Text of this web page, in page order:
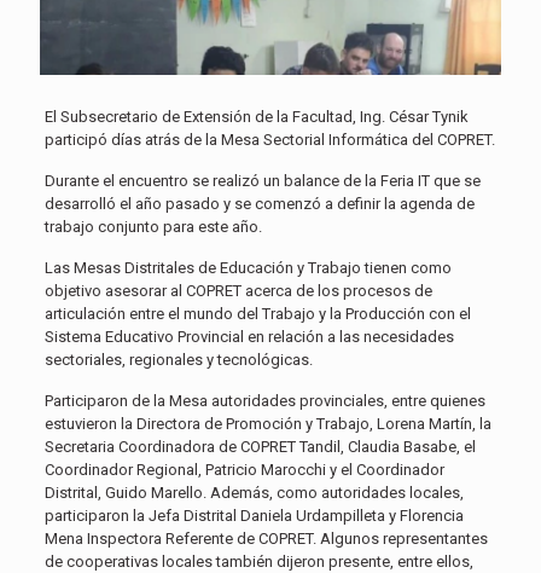
El Subsecretario de Extensión de la Facultad, Ing. César Tynik
participó días atrás de la Mesa Sectorial Informática del COPRET.
Durante el encuentro se realizó un balance de la Feria IT que se
desarrolló el año pasado y se comenzó a definir la agenda de
trabajo conjunto para este año.
Las Mesas Distritales de Educación y Trabajo tienen como
objetivo asesorar al COPRET acerca de los procesos de
articulación entre el mundo del Trabajo y la Producción con el
Sistema Educativo Provincial en relación a las necesidades
sectoriales, regionales y tecnológicas.
Participaron de la Mesa autoridades provinciales, entre quienes
estuvieron la Directora de Promoción y Trabajo, Lorena Martín, la
Secretaria Coordinadora de COPRET Tandil, Claudia Basabe, el
Coordinador Regional, Patricio Marocchi y el Coordinador
Distrital, Guido Marello. Además, como autoridades locales,
participaron la Jefa Distrital Daniela Urdampilleta y Florencia
Mena Inspectora Referente de COPRET. Algunos representantes
de cooperativas locales también dijeron presente, entre ellos,